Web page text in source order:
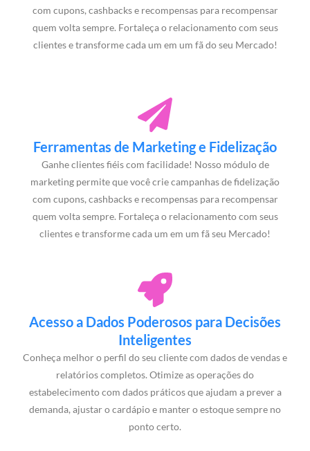
com cupons, cashbacks e recompensas para recompensar
quem volta sempre. Fortaleça o relacionamento com seus
clientes e transforme cada um em um fã do seu Mercado!
Ferramentas de Marketing e Fidelização
Ganhe clientes fiéis com facilidade! Nosso módulo de
marketing permite que você crie campanhas de fidelização
com cupons, cashbacks e recompensas para recompensar
quem volta sempre. Fortaleça o relacionamento com seus
clientes e transforme cada um em um fã seu Mercado!
Acesso a Dados Poderosos para Decisões
Inteligentes
Conheça melhor o perfil do seu cliente com dados de vendas e
relatórios completos. Otimize as operações do
estabelecimento com dados práticos que ajudam a prever a
demanda, ajustar o cardápio e manter o estoque sempre no
ponto certo.